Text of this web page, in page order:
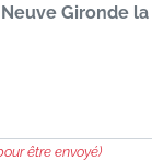
être envoyé)